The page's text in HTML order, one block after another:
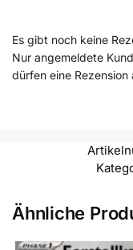
Es gibt noch keine
Nur angemeldete
dürfen eine Rezension
Ähnliche